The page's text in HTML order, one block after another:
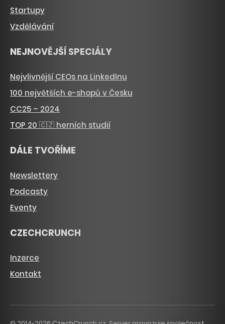
Startupy
Vzdělávání
NEJNOVĚJŠÍ SPECIÁLY
Nejvlivnější CEOs na LinkedInu
100 největších e-shopů v Česku
CC25 – 2024
TOP 20 🇨🇿 herních studií
DÁLE TVOŘÍME
Newslettery
Podcasty
Eventy
CZECHCRUNCH
Inzerce
Kontakt